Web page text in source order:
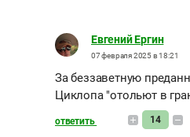
Евгений Ергин
07 февраля 2025 в 18:21
За беззаветную
Циклопа "отольют в
ответить 14